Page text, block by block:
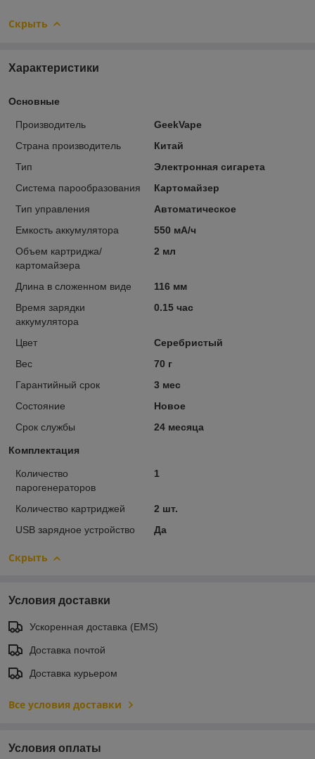
Скрыть
Характеристики
Основные
Производитель
GeekVape
Страна производитель
Китай
Тип
Электронная сигарета
Система парообразования
Картомайзер
Тип управления
Автоматическое
Емкость аккумулятора
550 мА/ч
Объем картриджа/
картомайзера
2 мл
Длина в сложенном виде
116 мм
Время зарядки
аккумулятора
0.15 час
Цвет
Серебристый
Вес
70 г
Гарантийный срок
3 мес
Состояние
Новое
Срок службы
24 месяца
Комплектация
Количество
парогенераторов
1
Количество картриджей
2 шт.
USB зарядное устройство
Да
Скрыть
Условия доставки
Ускоренная доставка (EMS)
Доставка почтой
Доставка курьером
Все условия доставки
Условия оплаты